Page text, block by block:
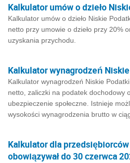
Kalkulator umów o dzieło
Kalkulator umów o dzieło Niskie
netto przy umowie o dzieło przy 20%
uzyskania przychodu.
Kalkulator wynagrodzeń
Kalkulator wynagrodzeń Niskie
netto, zaliczki na podatek dochodowy
ubezpieczenie społeczne. Istnieje
wysokości wynagrodzenia brutto w
Kalkulator dla
obowiązywał do 30 czerwca